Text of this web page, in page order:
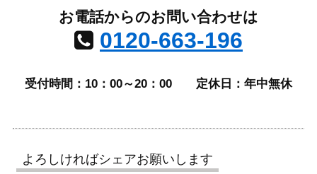
お電話からのお問い合わせは
0120-663-196
受付時間：10：00～20：00 定休日：年中無休
よろしければシェアお願いします